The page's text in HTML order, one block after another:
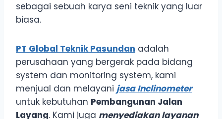
sebagai sebuah karya seni teknik yang luar
biasa.
PT Global Teknik Pasundan adalah
perusahaan yang bergerak pada bidang
system dan monitoring system, kami
menjual dan melayani jasa Inclinometer
untuk kebutuhan Pembangunan Jalan
Layang. Kami juga menyediakan layanan